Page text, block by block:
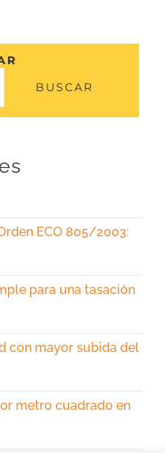
BUSCAR
ECO 805/2003:
para una tasación
con mayor subida del
metro cuadrado en